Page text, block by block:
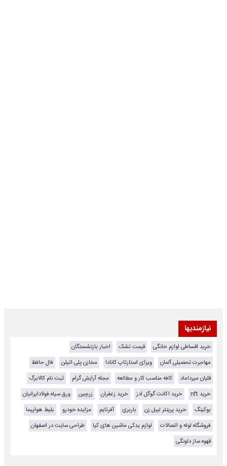
نیازمندیها
خرید اقساطی لوازم خانگی قیمت تشک
اخبار بازنشستگان
مهاجرت تحصیلی آلمان
ویزای استارتاپ کانادا مخازن پلی اتیلن
فال حافظ
قلیان میرداماد
کافه مناسب کار و مطالعه مجله آرایش گرام
ثبت نام کالابرگ
خرید nft
خرید اکانت گوگل ادز خرید زعفران زرچین
ورق سیاه فولادایرانیان
بوکینگ
خرید پرینتر لیبل زن باربری آفرتایم مزایده خودرو
بلیط هواپیما
فروشگاه لوله و اتصالات
لوازم یدکی ماشین های کیا
طراحی سایت در اصفهان
قهوه ساز دلونگی